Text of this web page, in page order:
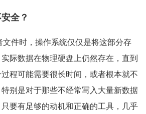
全？
件时，操作系统仅仅是将这部分存
际数据在物理硬盘上仍然存在，直到
程可能需要很长时间，或者根本就不
别是对于那些不经常写入大量新数据
要有足够的动机和正确的工具，几乎